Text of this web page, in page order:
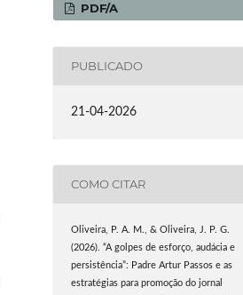
PDF/A
PUBLICADO
21-04-2026
COMO CITAR
Oliveira, P. A. M., & Oliveira, J. P. G.
(2026). “A golpes de esforço, audácia e
persistência”: Padre Artur Passos e as
estratégias para promoção do jornal